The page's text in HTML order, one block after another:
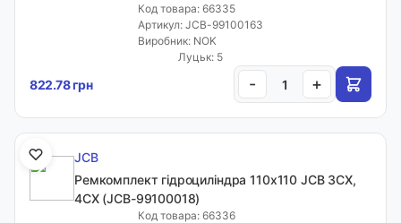
Код товара: 66335
Артикул: JCB-99100163
Виробник: NOK
Луцьк: 5
822.78 грн - +
JCB
Ремкомплект гідроциліндра 110x110 JCB 3CX,
4CX (JCB-99100018)
Код товара: 66336